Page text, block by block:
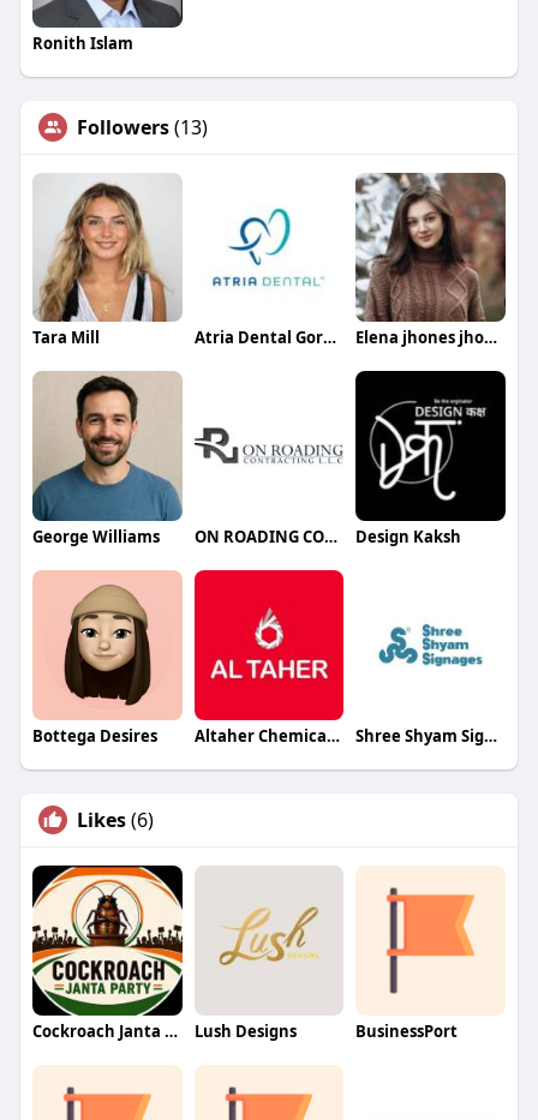
Ronith Islam
Followers(13)
Tara Mill Atria Dental Gordon Elena jhones jhones
George Williams ON ROADING CONTRACTING LLC Design Kaksh
Bottega Desires Altaher Chemicals Chemicals Shree Shyam Signages
Likes(6)
Cockroach Janta Party (CJP) Lush Designs BusinessPort